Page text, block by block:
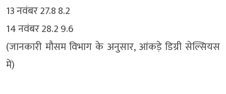
13 नवंबर 27.8 8.2
14 नवंबर 28.2 9.6
(जानकारी मौसम विभाग के अनुसार, आंकड़े डिग्री सेल्सियस
में)